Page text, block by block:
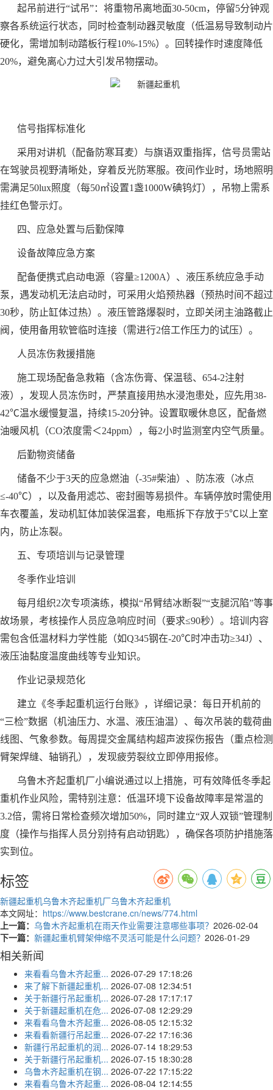
起吊前进行“试吊”：将重物吊离地面30-50cm，停留5分钟观
察各系统运行状态，同时检查制动器灵敏度（低温易导致制动片
硬化，需增加制动踏板行程10%-15%）。回转操作时速度降低
20%，避免离心力过大引发吊物摆动。
信号指挥标准化
采用对讲机（配备防寒耳麦）与旗语双重指挥，信号员需站
在驾驶员视野清晰处，穿着反光防寒服。夜间作业时，场地照明
需满足50lux照度（每50㎡设置1盏1000W碘钨灯），吊物上需系
挂红色警示灯。
四、应急处置与后勤保障
设备故障应急方案
配备便携式启动电源（容量≥1200A）、液压系统应急手动
泵，遇发动机无法启动时，可采用火焰预热器（预热时间不超过
30秒，防止缸体过热）。液压管路爆裂时，立即关闭主油路截止
阀，使用备用软管临时连接（需进行2倍工作压力的试压）。
人员冻伤救援措施
施工现场配备急救箱（含冻伤膏、保温毯、654-2注射
液），发现人员冻伤时，严禁直接用热水浸泡患处，应先用38-
42℃温水缓慢复温，持续15-20分钟。设置取暖休息区，配备燃
油暖风机（CO浓度需＜24ppm），每2小时监测室内空气质量。
后勤物资储备
储备不少于3天的应急燃油（-35#柴油）、防冻液（冰点
≤-40℃），以及备用滤芯、密封圈等易损件。车辆停放时需使用
车衣覆盖，发动机缸体加装保温套，电瓶拆下存放于5℃以上室
内，防止冻裂。
五、专项培训与记录管理
冬季作业培训
每月组织2次专项演练，模拟“吊臂结冰断裂”“支腿沉陷”等事
故场景，考核操作人员应急响应时间（要求≤90秒）。培训内容
需包含低温材料力学性能（如Q345钢在-20℃时冲击功≥34J）、
液压油黏度温度曲线等专业知识。
作业记录规范化
建立《冬季起重机运行台账》，详细记录：每日开机前的
“三检”数据（机油压力、水温、液压油温）、每次吊装的载荷曲
线图、气象参数。每周提交金属结构超声波探伤报告（重点检测
臂架焊缝、轴销孔），发现疲劳裂纹立即停用报修。
乌鲁木齐起重机厂小编说通过以上措施，可有效降低冬季起
重机作业风险，需特别注意：低温环境下设备故障率是常温的
3.2倍，需将日常检查频次增加50%，同时建立“双人双锁”管理制
度（操作与指挥人员分别持有启动钥匙），确保各项防护措施落
实到位。
标签
新疆起重机乌鲁木齐起重机厂乌鲁木齐起重机
本文网址： https://www.bestcrane.cn/news/774.html
上一篇： 乌鲁木齐起重机在雨天作业需要注意哪些事项？ 2026-02-04
下一篇： 新疆起重机臂架伸缩不灵活可能是什么问题？ 2026-01-29
相关新闻
来看看乌鲁木齐起重... 2026-07-29 17:18:26
来了解下新疆起重机... 2026-07-08 12:34:51
关于新疆行吊起重机... 2026-07-28 17:17:17
关于新疆起重机在危... 2026-07-08 12:29:29
来看看乌鲁木齐起重... 2026-08-05 12:15:32
来看看新疆行吊起重... 2026-07-22 17:16:36
新疆行吊起重机的润... 2026-07-14 18:29:53
关于新疆行吊起重机... 2026-07-15 18:30:28
乌鲁木齐起重机在钢... 2026-07-22 17:15:22
来看看乌鲁木齐起重... 2026-08-04 12:14:55